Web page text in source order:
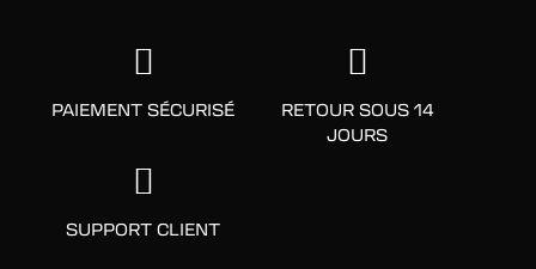
PAIEMENT SÉCURISÉ
RETOUR SOUS 14
JOURS
SUPPORT CLIENT